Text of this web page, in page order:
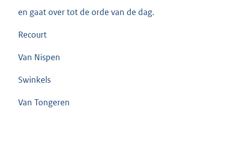
en gaat over tot de orde van de dag.
Recourt
Van Nispen
Swinkels
Van Tongeren